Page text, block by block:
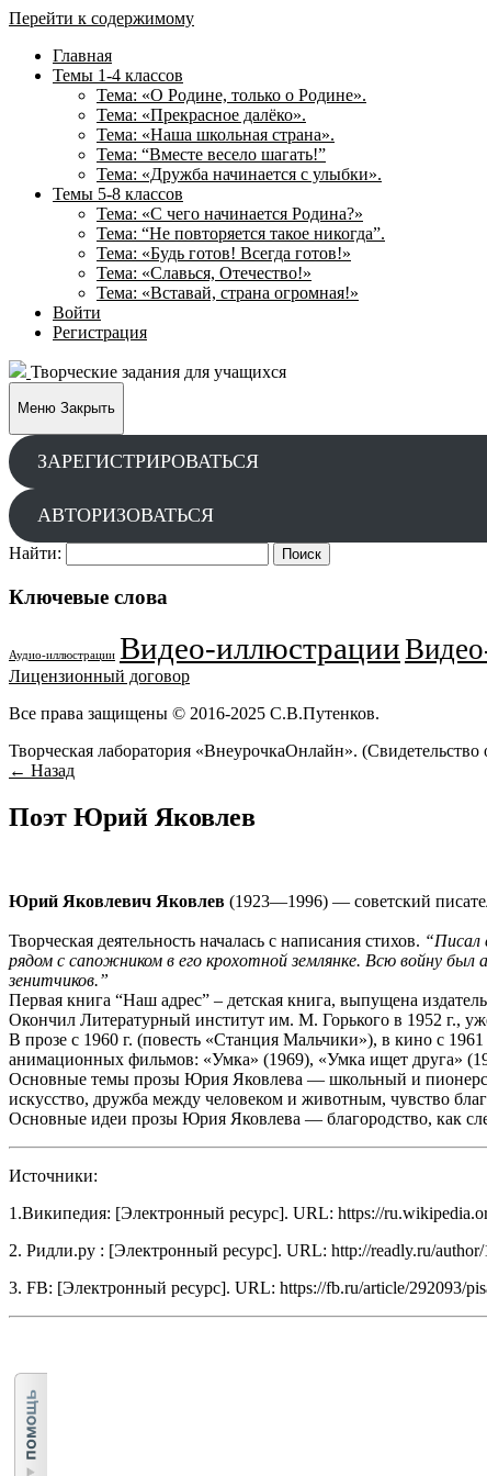
Перейти к содержимому
Главная
Темы 1-4 классов
Тема: «О Родине, только о Родине».
Тема: «Прекрасное далёко».
Тема: «Наша школьная страна».
Тема: “Вместе весело шагать!”
Тема: «Дружба начинается с улыбки».
Темы 5-8 классов
Тема: «С чего начинается Родина?»
Тема: “Не повторяется такое никогда”.
Тема: «Будь готов! Всегда готов!»
Тема: «Славься, Отечество!»
Тема: «Вставай, страна огромная!»
Войти
Регистрация
Творческие задания для учащихся
Меню Закрыть
ЗАРЕГИСТРИРОВАТЬСЯ
АВТОРИЗОВАТЬСЯ
Найти:
Ключевые слова
Аудио-иллюстрации Видео-иллюстрации
Лицензионный договор
Все права защищены © 2016-2025 С.В.Путенков.
Творческая лаборатория «ВнеурочкаОнлайн».
← Назад
Поэт Юрий Яковлев
Юрий Яковлевич Яковлев (1923—1996) — советский
Творческая деятельность началась с написания стихов. “Писал
рядом с сапожником в его крохотной землянке. Всю войну
зенитчиков.”
Первая книга “Наш адрес” – детская книга, выпущена
Окончил Литературный институт им. М. Горького в 1952 г.,
В прозе с 1960 г. (повесть «Станция Мальчики»), в кино с
анимационных фильмов: «Умка» (1969), «Умка ищет друга»
Основные темы прозы Юрия Яковлева — школьный и
искусство, дружба между человеком и животным, чувство
Основные идеи прозы Юрия Яковлева — благородство, как
Источники:
1.Википедия: [Электронный ресурс]. URL: https://
2. Ридли.ру : [Электронный ресурс]. URL: http://readly.ru/author/
3. FB: [Электронный ресурс]. URL: https://fb.ru/article/292093/